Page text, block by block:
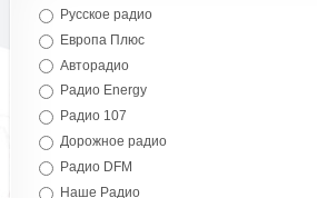
Русское радио
Европа Плюс
Авторадио
Радио Energy
Радио 107
Дорожное радио
Радио DFM
Наше Радио